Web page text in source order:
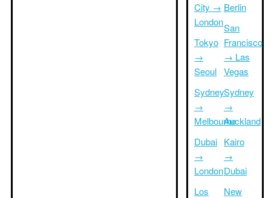
City →
London
Tokyo
→
Seoul
Sydney
→
Melbourne
Dubai
→
London
Los
Berlin
San
Francisco
→ Las
Vegas
Sydney
→
Auckland
Kairo
→
Dubai
New